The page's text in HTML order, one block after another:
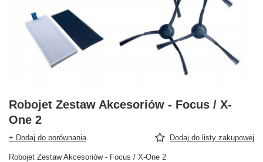
Robojet Zestaw Akcesoriów - Focus / X-
One 2
+ Dodaj do porównania Dodaj do listy zakupowej
Robojet Zestaw Akcesoriów - Focus / X-One 2